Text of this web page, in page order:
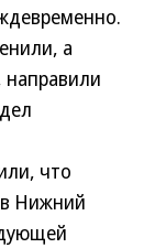
а
что
Нижний